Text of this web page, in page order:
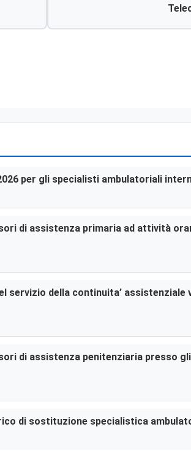
per gli specialisti ambulatoriali
di assistenza primaria ad attività
della continuita’ assistenziale
di assistenza penitenziaria presso
di sostituzione specialistica